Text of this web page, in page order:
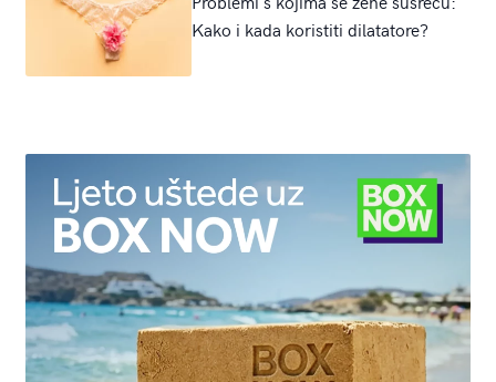
Kako i kada koristiti dilatatore?